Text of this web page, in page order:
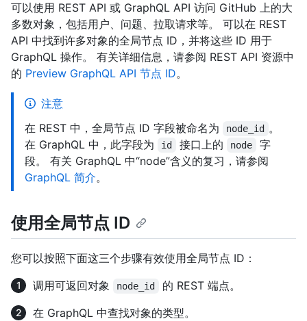
可以使用 REST API 或 GraphQL API 访问 GitHub 上的大
多数对象，包括用户、问题、拉取请求等。 可以在 REST
API 中找到许多对象的全局节点 ID，并将这些 ID 用于
GraphQL 操作。 有关详细信息，请参阅 REST API 资源中
的 Preview GraphQL API 节点 ID。
注意
在 REST 中，全局节点 ID 字段被命名为
node_id 。
在 GraphQL 中，此字段为
id 接口上的 node
字
段。 有关 GraphQL 中“node”含义的复习，请参阅
GraphQL 简介。
使用全局节点 ID
您可以按照下面这三个步骤有效使用全局节点 ID：
调用可返回对象
node_id
的 REST 端点。
在 GraphQL 中查找对象的类型。